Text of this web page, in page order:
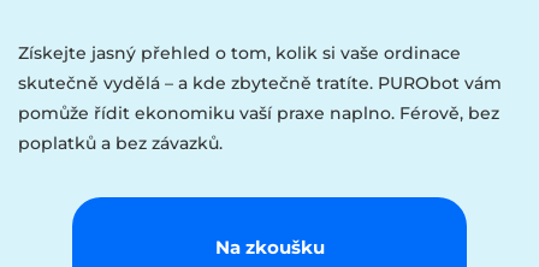
Získejte jasný přehled o tom, kolik si vaše ordinace
skutečně vydělá – a kde zbytečně tratíte. PURObot vám
pomůže řídit ekonomiku vaší praxe naplno. Férově, bez
poplatků a bez závazků.
Na zkoušku